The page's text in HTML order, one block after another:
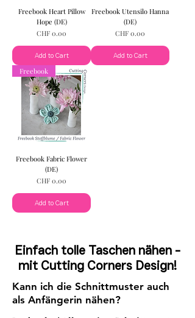
Freebook Heart Pillow
Hope (DE)
Price
CHF 0.00
Add to Cart
Freebook Utensilo Hanna
(DE)
Price
CHF 0.00
Add to Cart
Freebook
Freebook Fabric Flower
(DE)
Price
CHF 0.00
Add to Cart
Einfach tolle Taschen nähen -
mit Cutting Corners Design!
Kann ich die Schnittmuster auch
als Anfängerin nähen?